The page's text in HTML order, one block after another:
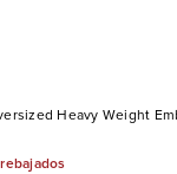
Heavy Weight